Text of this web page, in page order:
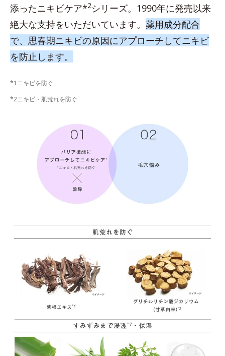
添ったニキビケア*2シリーズ。1990年に発売以来
絶大な支持をいただいています。 薬用成分配合
で、思春期ニキビの原因にアプローチしてニキビ
を防止します。
*1ニキビを防ぐ
*2ニキビ・肌荒れを防ぐ